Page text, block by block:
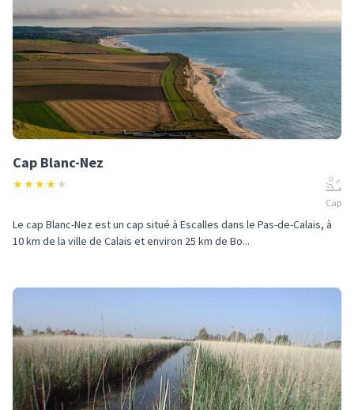
Cap Blanc-Nez
★★★★ ★
Cap
Le cap Blanc-Nez est un cap situé à Escalles dans le Pas-de-Calais, à
10 km de la ville de Calais et environ 25 km de Bo...